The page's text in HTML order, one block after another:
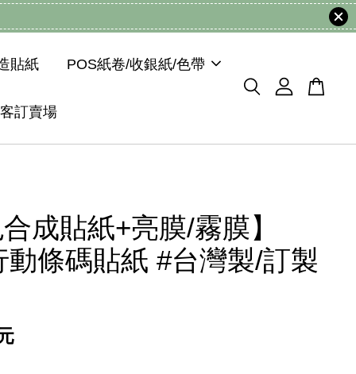
貼紙 POS紙卷/收銀紙/色帶
客訂賣場
成貼紙+亮膜/霧膜】
動條碼貼紙 #台灣製/訂製